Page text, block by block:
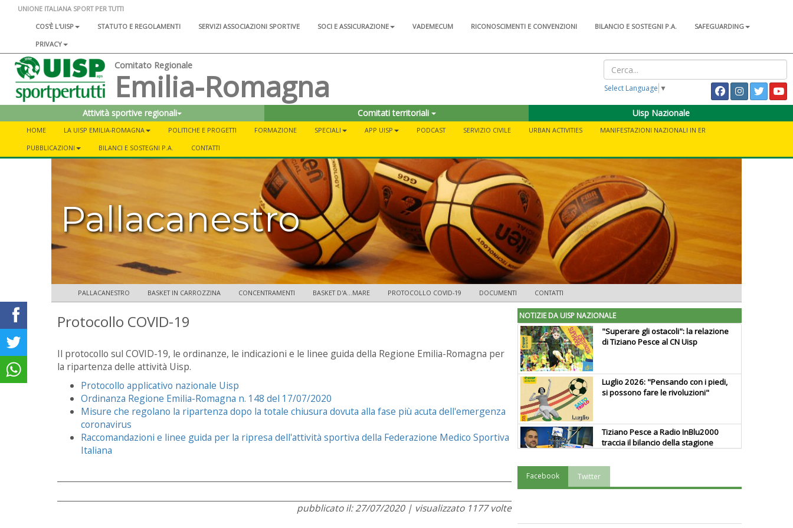
UNIONE ITALIANA SPORT PER TUTTI
COS'È L'UISP
STATUTO E REGOLAMENTI SERVIZI ASSOCIAZIONI SPORTIVE SOCI E ASSICURAZIONE VADEMECUM RICONOSCIMENTI E CONVENZIONI BILANCIO E SOSTEGNI P.A.
SAFEGUARDING
PRIVACY
Comitato Regionale
Emilia-Romagna Select Language ▼
Attività sportive regionali Comitati territoriali Uisp Nazionale
HOME LA UISP EMILIA-ROMAGNA POLITICHE E PROGETTI FORMAZIONE SPECIALI APP UISP PODCAST SERVIZIO CIVILE URBAN ACTIVITIES
MANIFESTAZIONI NAZIONALI IN ER
PUBBLICAZIONI
BILANCI E SOSTEGNI P.A. CONTATTI
Pallacanestro
PALLACANESTRO BASKET IN CARROZZINA CONCENTRAMENTI BASKET D'A...MARE PROTOCOLLO COVID-19 DOCUMENTI CONTATTI
Protocollo COVID-19
Il protocollo sul COVID-19, le ordinanze, le indicazioni e le linee guida della Regione Emilia-Romagna per
la ripartenza delle attività Uisp.
Protocollo applicativo nazionale Uisp
Ordinanza Regione Emilia-Romagna n. 148 del 17/07/2020
Misure che regolano la ripartenza dopo la totale chiusura dovuta alla fase più acuta dell'emergenza
coronavirus
Raccomandazioni e linee guida per la ripresa dell'attività sportiva della Federazione Medico Sportiva
Italiana
pubblicato il: 27/07/2020 | visualizzato 1177 volte
NOTIZIE DA UISP NAZIONALE
"Superare gli ostacoli": la relazione
di Tiziano Pesce al CN Uisp
Luglio 2026: "Pensando con i piedi,
si possono fare le rivoluzioni"
Tiziano Pesce a Radio InBlu2000
traccia il bilancio della stagione
Facebook Twitter